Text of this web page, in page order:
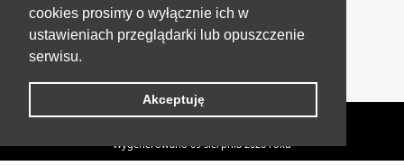
cookies prosimy o wyłącznie ich w
ustawieniach przeglądarki lub opuszczenie
serwisu.
Akceptuję
YouTube
Twitter
VideoTesty.pl Wszelkie prawa zastrzeżone
Wygenerowano 09 sierpnia 2026 roku